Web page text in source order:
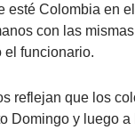
esté Colombia en
con las
el funcionario.
reflejan que los
Domingo y luego